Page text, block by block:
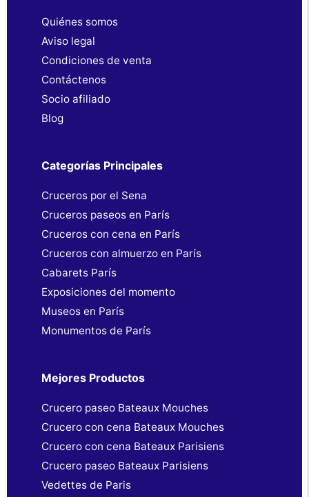
Quiénes somos
Aviso legal
Condiciones de venta
Contáctenos
Socio afiliado
Blog
Categorías Principales
Cruceros por el Sena
Cruceros paseos en París
Cruceros con cena en París
Cruceros con almuerzo en París
Cabarets París
Exposiciones del momento
Museos en París
Monumentos de París
Mejores Productos
Crucero paseo Bateaux Mouches
Crucero con cena Bateaux Mouches
Crucero con cena Bateaux Parisiens
Crucero paseo Bateaux Parisiens
Vedettes de Paris